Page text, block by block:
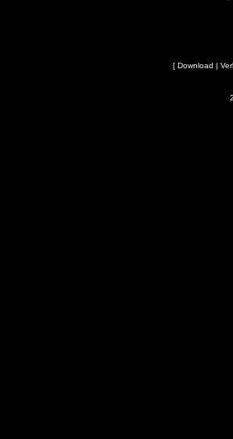
[ Download |